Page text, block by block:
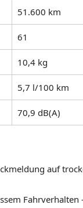
51.600 km
61
10,4 kg
5,7 l/100 km
70,9 dB(A)
auf
Fahrverhalten